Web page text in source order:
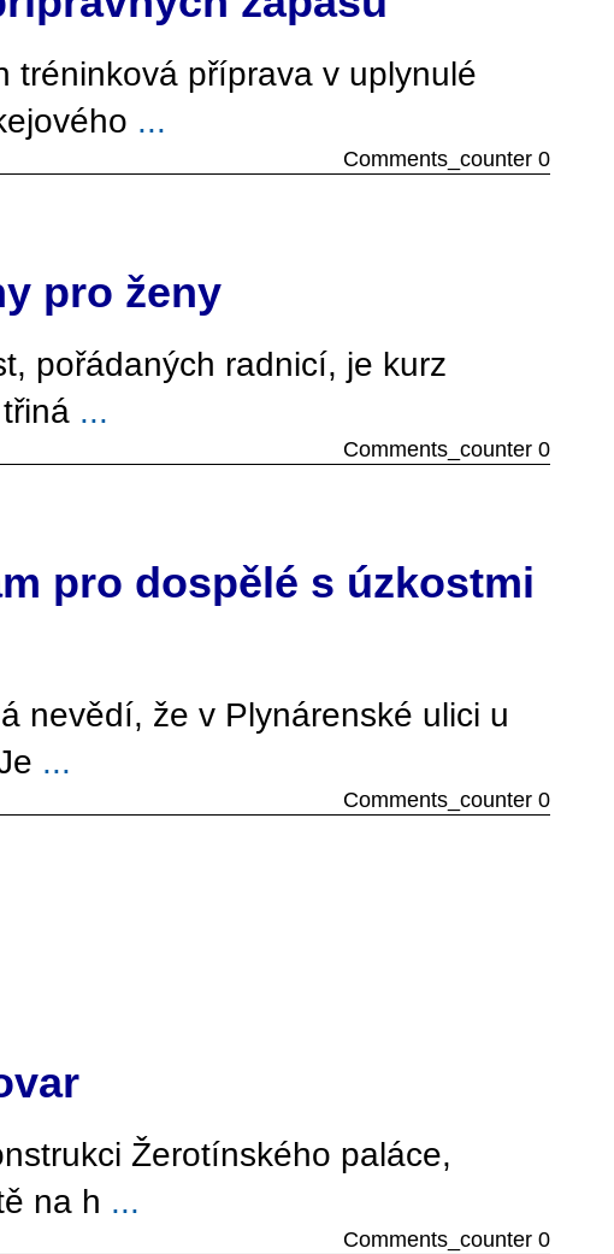
tréninková příprava v uplynulé
...
Comments_counter 0
pro ženy
pořádaných radnicí, je kurz
...
Comments_counter 0
pro dospělé s úzkostmi
nevědí, že v Plynárenské ulici u
...
Comments_counter 0
Žerotínského paláce,
na h ...
Comments_counter 0